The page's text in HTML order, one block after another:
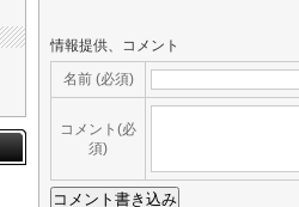
情報提供、コメント
名前 (必須)
コメント(必
須)